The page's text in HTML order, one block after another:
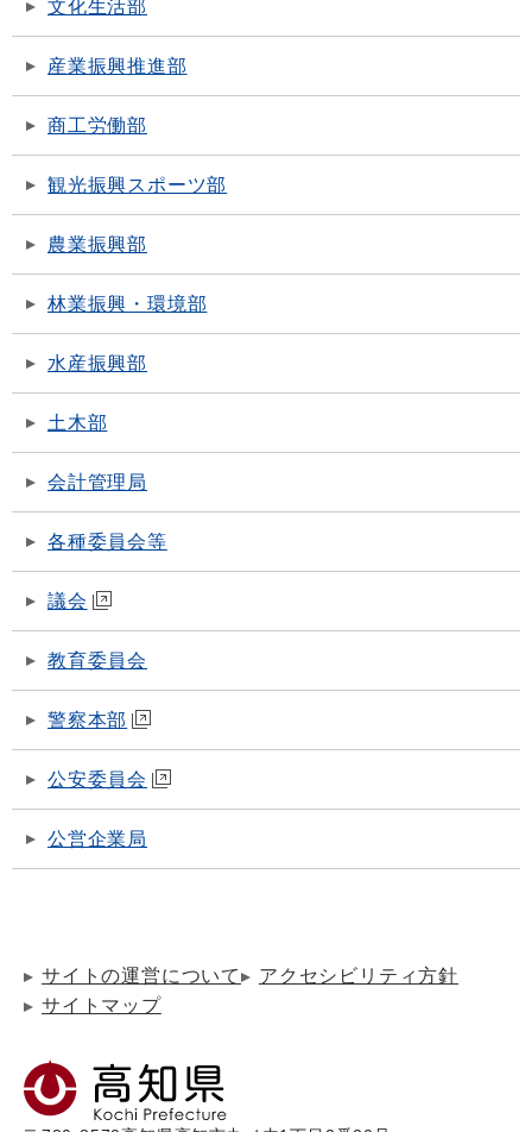
文化生活部
産業振興推進部
商工労働部
観光振興スポーツ部
農業振興部
林業振興・環境部
水産振興部
土木部
会計管理局
各種委員会等
議会
教育委員会
警察本部
公安委員会
公営企業局
サイトの運営について
アクセシビリティ方針
サイトマップ